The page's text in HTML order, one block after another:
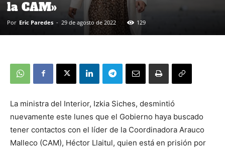
la CAM»
Por Eric Paredes - 29 de agosto de 2022 129
La ministra del Interior, Izkia Siches, desmintió
nuevamente este lunes que el Gobierno haya buscado
tener contactos con el líder de la Coordinadora Arauco
Malleco (CAM), Héctor Llaitul, quien está en prisión por